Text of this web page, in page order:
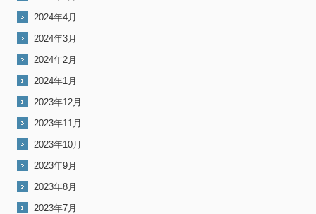
2024年4月
2024年3月
2024年2月
2024年1月
2023年12月
2023年11月
2023年10月
2023年9月
2023年8月
2023年7月